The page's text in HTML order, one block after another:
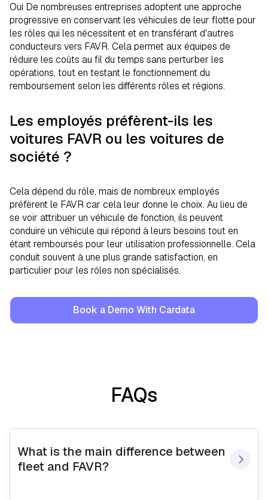
Oui De nombreuses entreprises adoptent une approche
progressive en conservant les véhicules de leur flotte pour
les rôles qui les nécessitent et en transférant d'autres
conducteurs vers FAVR. Cela permet aux équipes de
réduire les coûts au fil du temps sans perturber les
opérations, tout en testant le fonctionnement du
remboursement selon les différents rôles et régions.
Les employés préfèrent-ils les
voitures FAVR ou les voitures de
société ?
Cela dépend du rôle, mais de nombreux employés
préfèrent le FAVR car cela leur donne le choix. Au lieu de
se voir attribuer un véhicule de fonction, ils peuvent
conduire un véhicule qui répond à leurs besoins tout en
étant remboursés pour leur utilisation professionnelle. Cela
conduit souvent à une plus grande satisfaction, en
particulier pour les rôles non spécialisés.
Book a Demo With Cardata
FAQs
What is the main difference between
fleet and FAVR?